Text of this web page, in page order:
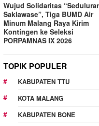
Wujud Solidaritas
Saklawase”, Tiga BUMD Air
Minum Malang Raya Kirim
Kontingen ke Seleksi
PORPAMNAS IX 2026
TOPIK POPULER
KABUPATEN TTU
KOTA MALANG
KABUPATEN BONE